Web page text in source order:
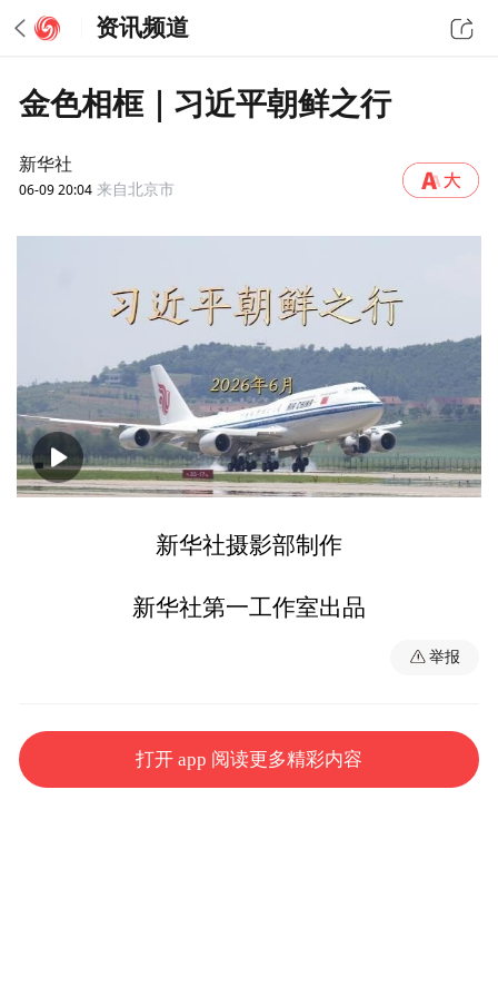
资讯频道
金色相框｜习近平朝鲜之行
新华社
06-09 20:04 来自北京市
00:00 02:49
新华社摄影部制作
新华社第一工作室出品
举报
打开 app 阅读更多精彩内容